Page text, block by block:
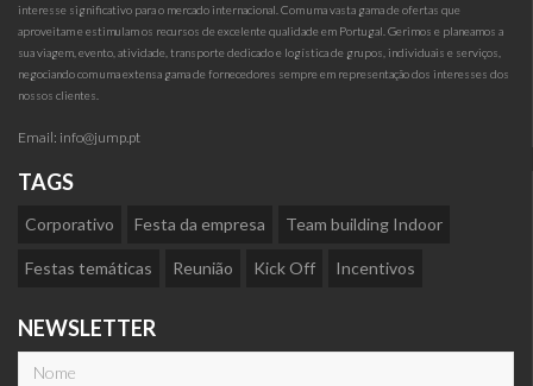
Especializados na gestão e promoção de destinos e serviços existentes em Portugal e de
interesse significativo para o mercado internacional. Com uma vasta gama de ofertas que
aproveitam e estimulam os recursos de excelente qualidade em Portugal. Gerimos e planeamos a
sua viagem, evento, atividade, transporte dedicado e logística de grupos, individuais e serviços,
negociando com uma extensa gama de fornecedores sempre em representação dos interesses dos
NEWSLETTER